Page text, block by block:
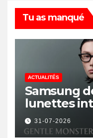
Tu as manqué
ACTUALITÉS
Samsung
lunettes
avec IA et
31-07-2026